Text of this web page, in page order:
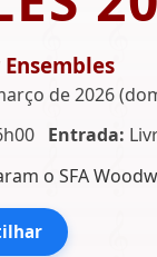
de 2026
Entrada:
o SFA